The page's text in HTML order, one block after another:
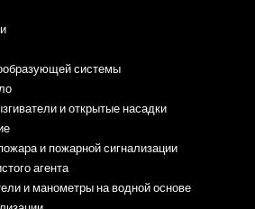
системы
и открытые насадки
и пожарной сигнализации
агента
и манометры на водной основе